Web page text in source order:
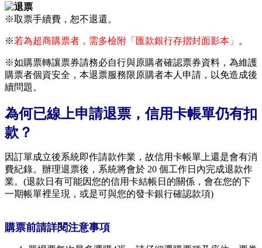
※取票手續費，恕不退還。
※若為超商購票者，需多檢附「匯款銀行存摺封面影本」 。
※如購票轉讓票券請務必自行與原購者確認票券資料，為維護
購票者個資安全，本退票服務限原購者本人申請，以免造成後
續問題。
為何已線上申請退票，信用卡帳單仍有扣
款？
因訂單成立後系統即作請款作業，故信用卡帳單上還是會有消
費紀錄。辦理退票後，系統將會於 20 個工作日內完成退款作
業。(退款日有可能因您的信用卡結帳日的關係，會在您的下
一期帳單裡呈現，或是可與您的發卡銀行確認款項)
購票前請詳閱注意事項